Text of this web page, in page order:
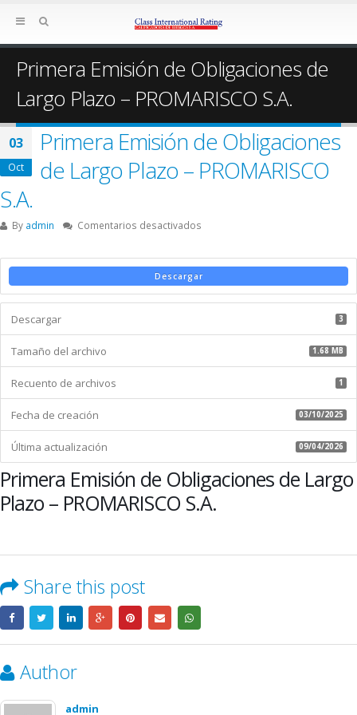
Primera Emisión de Obligaciones de
Largo Plazo – PROMARISCO S.A.
03
Oct
Primera Emisión de Obligaciones
de Largo Plazo – PROMARISCO
S.A.
By admin Comentarios desactivados
Emisión
de
Obligaciones
de
Plazo
PROMARISCO
Descargar
Descargar 3
Tamaño del archivo 1.68 MB
Recuento de archivos 1
Fecha de creación 03/10/2025
Última actualización 09/04/2026
Primera Emisión de Obligaciones de Largo
Plazo – PROMARISCO S.A.
Share this post
Author
admin